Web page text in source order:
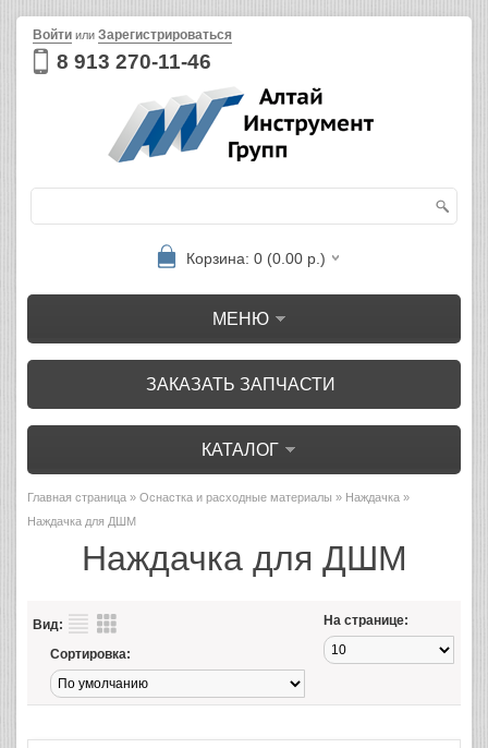
8 913 270-11-46
Войти или Зарегистрироваться
Корзина: 0 (0.00 р.)
МЕНЮ
ЗАКАЗАТЬ ЗАПЧАСТИ
КАТАЛОГ
Главная страница » Оснастка и расходные материалы » Наждачка »
Наждачка для ДШМ
Наждачка для ДШМ
Вид: На странице:
Сортировка: